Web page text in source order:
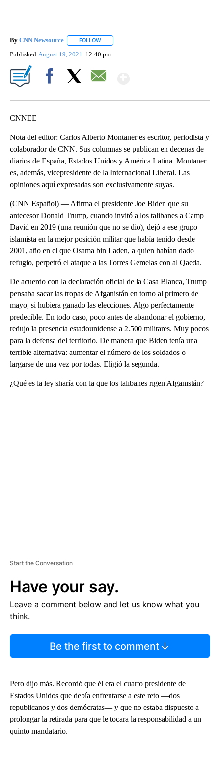
By CNN Newsource FOLLOW
Published August 19, 2021 12:40 pm
CNNEE
Nota del editor: Carlos Alberto Montaner es escritor, periodista y
colaborador de CNN. Sus columnas se publican en decenas de
diarios de España, Estados Unidos y América Latina. Montaner
es, además, vicepresidente de la Internacional Liberal. Las
opiniones aquí expresadas son exclusivamente suyas.
(CNN Español) — Afirma el presidente Joe Biden que su
antecesor Donald Trump, cuando invitó a los talibanes a Camp
David en 2019 (una reunión que no se dio), dejó a ese grupo
islamista en la mejor posición militar que había tenido desde
2001, año en el que Osama bin Laden, a quien habían dado
refugio, perpetró el ataque a las Torres Gemelas con al Qaeda.
De acuerdo con la declaración oficial de la Casa Blanca, Trump
pensaba sacar las tropas de Afganistán en torno al primero de
mayo, si hubiera ganado las elecciones. Algo perfectamente
predecible. En todo caso, poco antes de abandonar el gobierno,
redujo la presencia estadounidense a 2.500 militares. Muy pocos
para la defensa del territorio. De manera que Biden tenía una
terrible alternativa: aumentar el número de los soldados o
largarse de una vez por todas. Eligió la segunda.
¿Qué es la ley sharía con la que los talibanes rigen Afganistán?
Start the Conversation
Have your say.
Leave a comment below and let us know what you
think.
Be the first to comment
Pero dijo más. Recordó que él era el cuarto presidente de
Estados Unidos que debía enfrentarse a este reto —dos
republicanos y dos demócratas— y que no estaba dispuesto a
prolongar la retirada para que le tocara la responsabilidad a un
quinto mandatario.